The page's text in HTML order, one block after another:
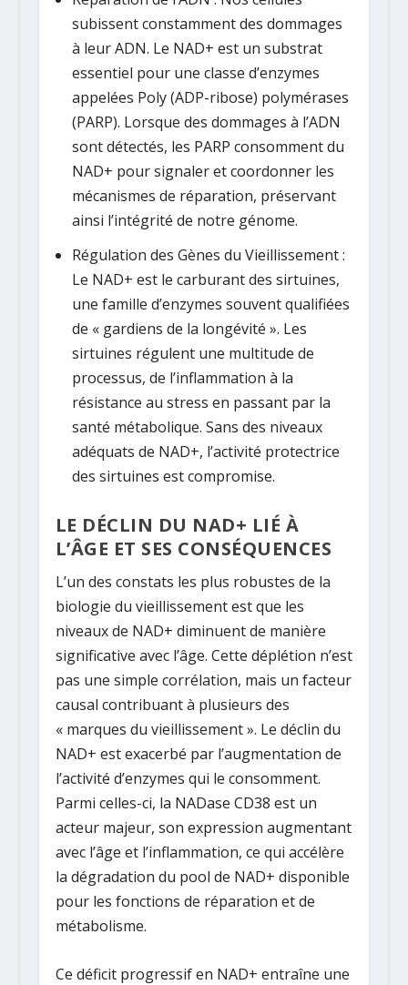
subissent constamment des dommages
à leur ADN. Le NAD+ est un substrat
essentiel pour une classe d’enzymes
appelées Poly (ADP-ribose) polymérases
(PARP). Lorsque des dommages à l’ADN
sont détectés, les PARP consomment du
NAD+ pour signaler et coordonner les
mécanismes de réparation, préservant
ainsi l’intégrité de notre génome.
Régulation des Gènes du Vieillissement :
Le NAD+ est le carburant des sirtuines,
une famille d’enzymes souvent qualifiées
de « gardiens de la longévité ». Les
sirtuines régulent une multitude de
processus, de l’inflammation à la
résistance au stress en passant par la
santé métabolique. Sans des niveaux
adéquats de NAD+, l’activité protectrice
des sirtuines est compromise.
LE DÉCLIN DU NAD+ LIÉ À
L’ÂGE ET SES CONSÉQUENCES
L’un des constats les plus robustes de la
biologie du vieillissement est que les
niveaux de NAD+ diminuent de manière
significative avec l’âge. Cette déplétion n’est
pas une simple corrélation, mais un facteur
causal contribuant à plusieurs des
« marques du vieillissement ». Le déclin du
NAD+ est exacerbé par l’augmentation de
l’activité d’enzymes qui le consomment.
Parmi celles-ci, la NADase CD38 est un
acteur majeur, son expression augmentant
avec l’âge et l’inflammation, ce qui accélère
la dégradation du pool de NAD+ disponible
pour les fonctions de réparation et de
métabolisme.
Ce déficit progressif en NAD+ entraîne une